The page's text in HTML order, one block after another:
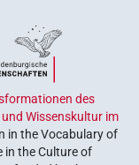
des
Wissenskultur im
in the Vocabulary of
in the Culture of